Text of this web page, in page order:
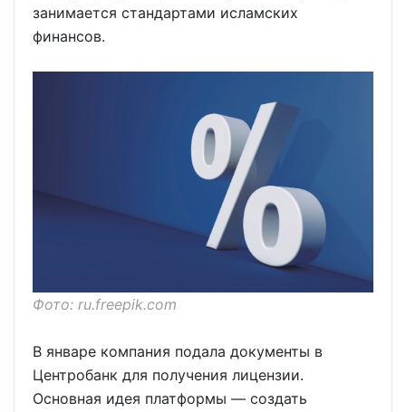
занимается стандартами исламских
финансов.
Фото: ru.freepik.com
В январе компания подала документы в
Центробанк для получения лицензии.
Основная идея платформы — создать